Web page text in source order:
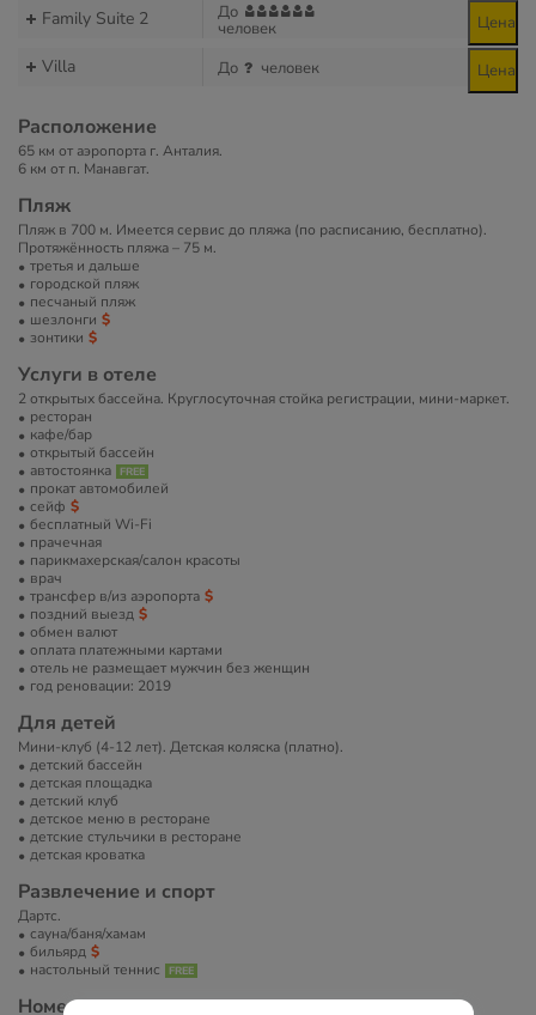
Family Suite 2 До
человек Цена
Villa До человек Цена
Расположение
65 км от аэропорта г. Анталия.
6 км от п. Манавгат.
Пляж
Пляж в 700 м. Имеется сервис до пляжа (по расписанию, бесплатно).
Протяжённость пляжа – 75 м.
третья и дальше
городской пляж
песчаный пляж
шезлонги
зонтики
Услуги в отеле
2 открытых бассейна. Круглосуточная стойка регистрации, мини-маркет.
ресторан
кафе/бар
открытый бассейн
автостоянка
прокат автомобилей
сейф
бесплатный Wi-Fi
прачечная
парикмахерская/салон красоты
врач
трансфер в/из аэропорта
поздний выезд
обмен валют
оплата платежными картами
отель не размещает мужчин без женщин
год реновации: 2019
Для детей
Мини-клуб (4-12 лет). Детская коляска (платно).
детский бассейн
детская площадка
детский клуб
детское меню в ресторане
детские стульчики в ресторане
детская кроватка
Развлечение и спорт
Дартс.
сауна/баня/хамам
бильярд
настольный теннис
Номера